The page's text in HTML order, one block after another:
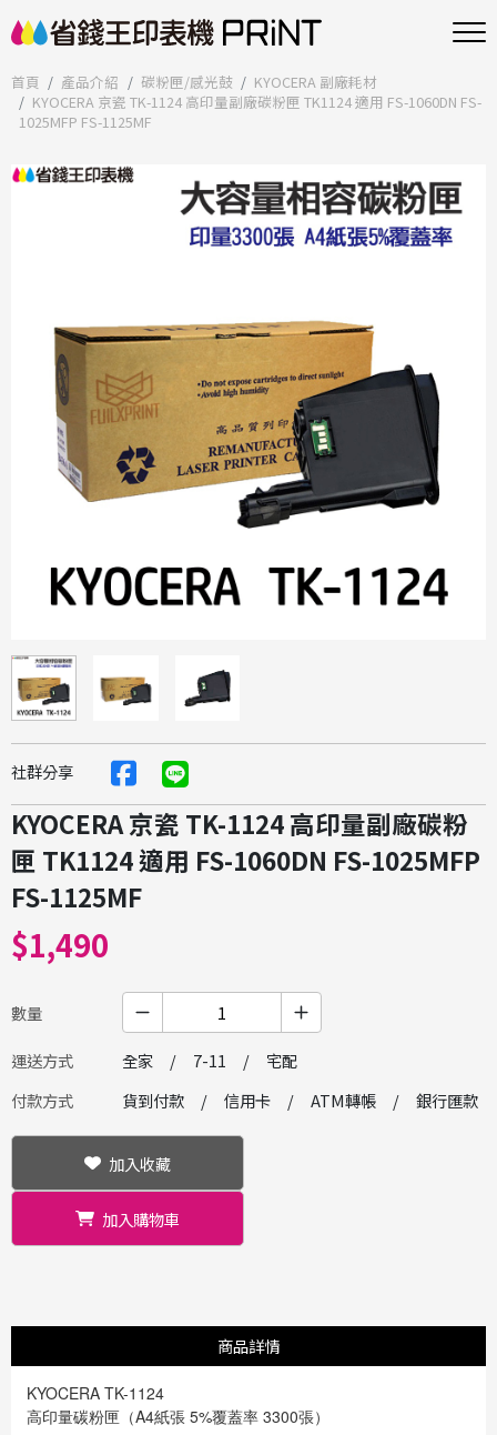
首頁 產品介紹 碳粉匣/感光鼓
KYOCERA 副廠耗材
KYOCERA 京瓷 TK-1124 高印量副廠碳粉匣 TK1124 適用 FS-1060DN FS-
1025MFP FS-1125MF
社群分享
KYOCERA 京瓷 TK-1124 高印量副廠碳粉
匣 TK1124 適用 FS-1060DN FS-1025MFP
FS-1125MF
$1,490
數量
運送方式 全家 7-11
宅配
付款方式
貨到付款 信用卡 ATM轉帳 銀行匯款
加入收藏
加入購物車
商品詳情
KYOCERA TK-1124
高印量碳粉匣（A4紙張 5%覆蓋率 3300張）